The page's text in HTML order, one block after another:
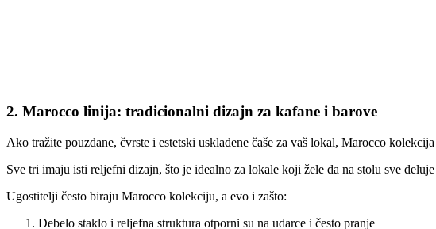
2. Marocco linija: tradicionalni dizajn za kafane i barove
Ako tražite pouzdane, čvrste i estetski usklađene čaše za vaš lokal, Marocco
Sve tri imaju isti reljefni dizajn, što je idealno za lokale koji žele da na stolu sve
Ugostitelji često biraju Marocco kolekciju, a evo i zašto:
Debelo staklo i reljefna struktura otporni su na udarce i često pranje